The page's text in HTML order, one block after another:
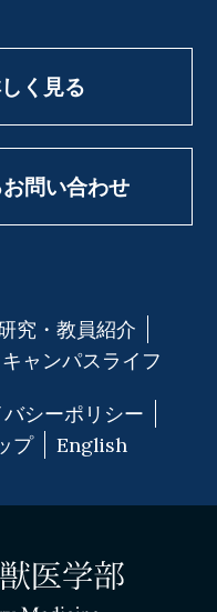
く見る
問い合わせ
究・教員紹介
キャンパスライフ
シーポリシー
プ English